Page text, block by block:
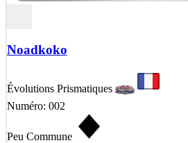
Noadkoko
Évolutions Prismatiques
Numéro: 002
Peu Commune